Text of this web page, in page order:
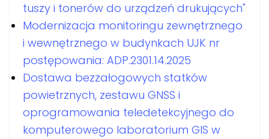
tuszy i tonerów do urządzeń drukujących"
Modernizacja monitoringu zewnętrznego
i wewnętrznego w budynkach UJK nr
postępowania: ADP.2301.14.2025
Dostawa bezzałogowych statków
powietrznych, zestawu GNSS i
oprogramowania teledetekcyjnego do
komputerowego laboratorium GIS w